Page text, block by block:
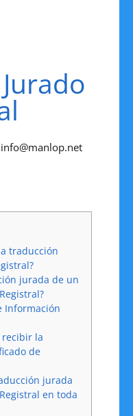
info@manlop.net
traducción
jurada de un
Información
recibir la
de
jurada
en toda